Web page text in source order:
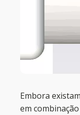
Embora
em